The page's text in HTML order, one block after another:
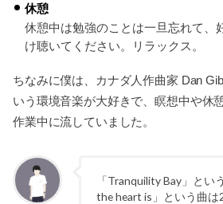
休憩
休憩中は勉強のことは一旦忘れて、
け聴いてください。リラックス。
ちなみに僕は、カナダ人作曲家 Dan
いう環境音楽が大好きで、瞑想中や休
作業中に流していました。
「Tranquility Bay」とい
the heart is」という曲は